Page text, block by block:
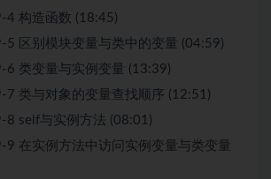
4 构造函数 (18:45)
5 区别模块变量与类中的变量 (04:59)
6 类变量与实例变量 (13:39)
7 类与对象的变量查找顺序 (12:51)
8 self与实例方法 (08:01)
9 在实例方法中访问实例变量与类变量